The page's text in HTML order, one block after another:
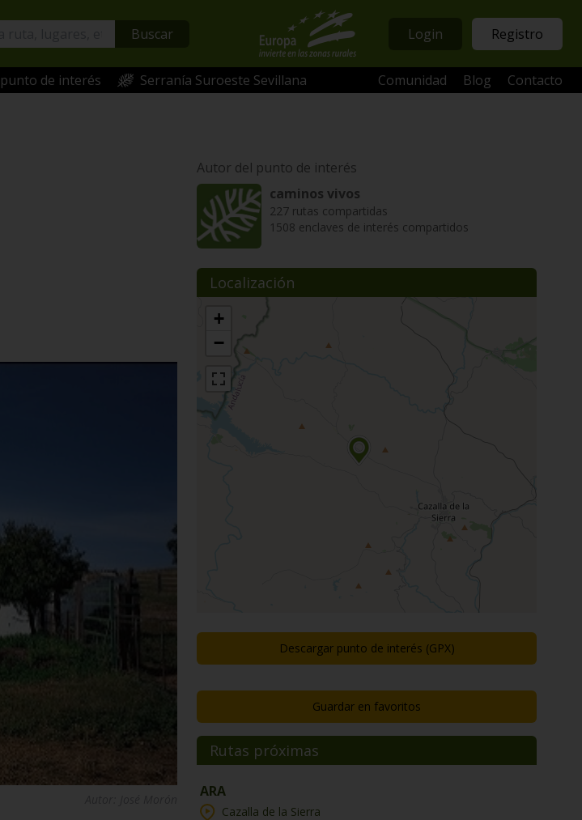
Buscar Login Registro
de interés Serranía Suroeste Sevillana Comunidad Blog Contacto
Autor del punto de interés
caminos vivos
227 rutas compartidas
1508 enclaves de interés compartidos
Localización
+
−
Descargar punto de interés (GPX)
Guardar en favoritos
Rutas próximas
ARA
Cazalla de la Sierra